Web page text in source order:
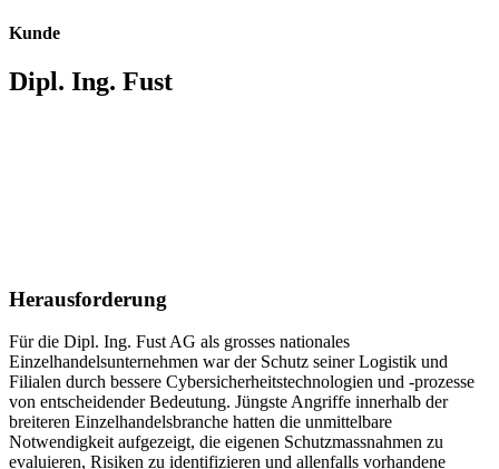
Kunde
Dipl. Ing. Fust
Herausforderung
Für die Dipl. Ing. Fust AG als grosses nationales
Einzelhandelsunternehmen war der Schutz seiner Logistik und
Filialen durch bessere Cybersicherheitstechnologien und -prozesse
von entscheidender Bedeutung. Jüngste Angriffe innerhalb der
breiteren Einzelhandelsbranche hatten die unmittelbare
Notwendigkeit aufgezeigt, die eigenen Schutzmassnahmen zu
evaluieren, Risiken zu identifizieren und allenfalls vorhandene